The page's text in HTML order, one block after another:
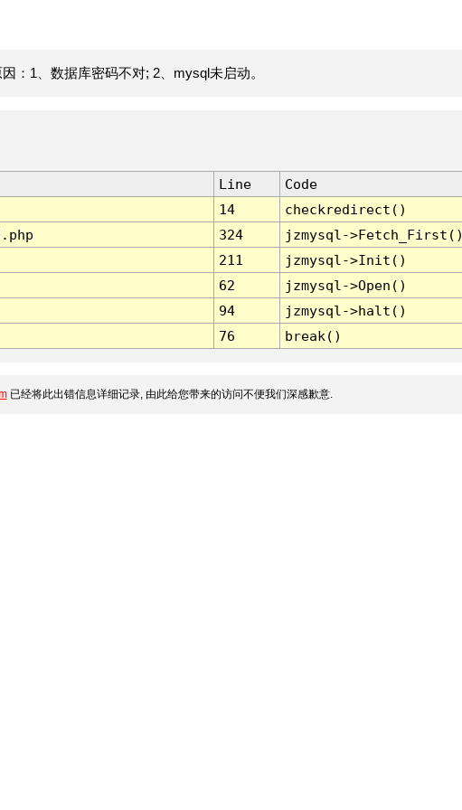
：1、数据库密码不对; 2、mysql未启动。
Line
Code
14
checkredirect()
324
jzmysql-
211
jzmysql->Init()
62
jzmysql->Open()
94
jzmysql->halt()
76 break()
已经将此出错信息详细记录, 由此给您带来的访问不便我们深感歉意.